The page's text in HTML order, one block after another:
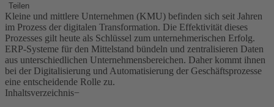
Teilen
Kleine und mittlere Unternehmen (KMU) befinden sich seit Jahren
im Prozess der digitalen Transformation. Die Effektivität dieses
Prozesses gilt heute als Schlüssel zum unternehmerischen Erfolg.
ERP-Systeme für den Mittelstand bündeln und zentralisieren Daten
aus unterschiedlichen Unternehmensbereichen. Daher kommt ihnen
bei der Digitalisierung und Automatisierung der Geschäftsprozesse
eine entscheidende Rolle zu.
Inhaltsverzeichnis−